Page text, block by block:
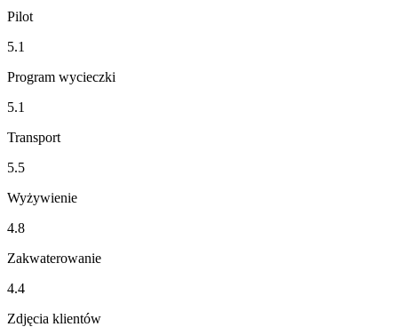
Pilot
5.1
Program wycieczki
5.1
Transport
5.5
Wyżywienie
4.8
Zakwaterowanie
4.4
Zdjęcia klientów